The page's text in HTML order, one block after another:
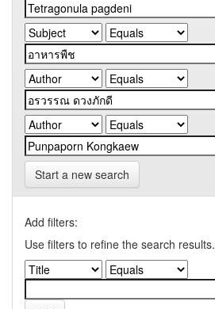
Start a new search
Add filters:
Use filters to refine the search results.